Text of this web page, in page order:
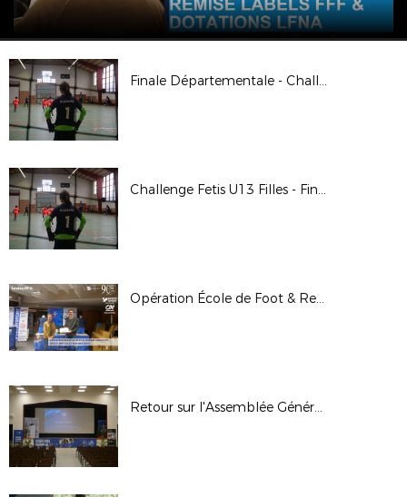
Finale Départementale - Challenge Fétis U13 Filles
Challenge Fetis U13 Filles - Finale Départementale
Opération École de Foot & Remises des Labels FFF Crédit Agricole / Seniors LFNA
Retour sur l'Assemblée Générale - 21 Octobre 2023